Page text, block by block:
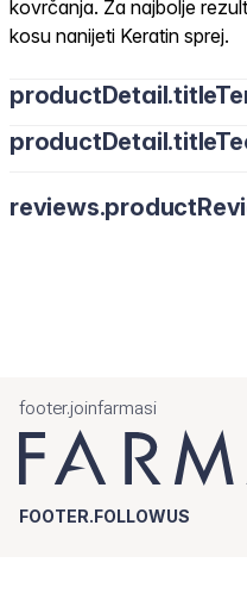
kovrčanja. Za najbolje
kosu nanijeti Keratin sprej.
Umasirajte u vlažnu kosu
footer.joinfarmasi
FOOTER.FOLLOWUS